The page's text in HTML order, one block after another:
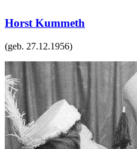
Horst Kummeth
(geb. 27.12.1956)